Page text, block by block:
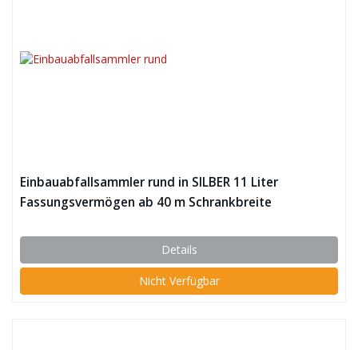
Einbauabfallsammler rund in SILBER 11 Liter
Fassungsvermögen ab 40 m Schrankbreite
Details
Nicht Verfügbar